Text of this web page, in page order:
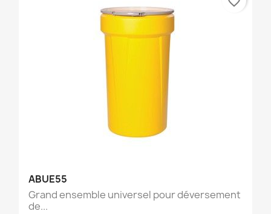
ABUE55
Grand ensemble universel pour déversement
de...